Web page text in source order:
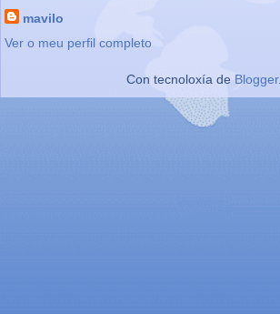
mavilo
Ver o meu perfil completo
Con tecnoloxía de Blogger.